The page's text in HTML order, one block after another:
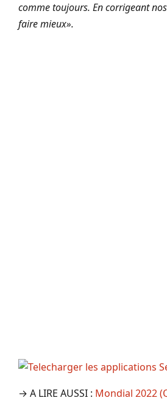
comme toujours. En corrigeant
faire mieux».
→ A LIRE AUSSI : Mondial 2022